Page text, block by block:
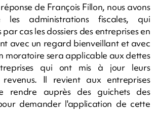
de François Fillon, nous avons
les administrations fiscales, qui
cas les dossiers des entreprises en
avec un regard bienveillant et avec
moratoire sera applicable aux dettes
qui ont mis à jour leurs
Il revient aux entreprises
rendre auprès des guichets des
demander l'application de cette